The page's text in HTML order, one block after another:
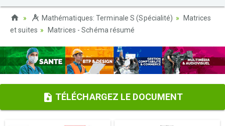
Mathématiques: Terminale S (Spécialité)
Matrices
et suites
Matrices - Schéma résumé
TÉLÉCHARGEZ LE DOCUMENT